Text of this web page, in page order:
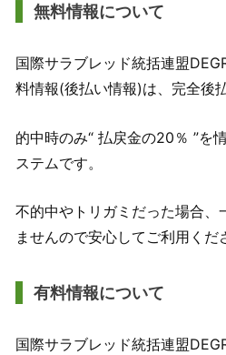
無料情報について
国際サラブレッド統括連盟
料情報(後払い情報)は、完全後
的中時のみ“ 払戻金の20％ ”を
ステムです。
不的中やトリガミだった場合、
ませんので安心してご利用くだ
有料情報について
国際サラブレッド統括連盟